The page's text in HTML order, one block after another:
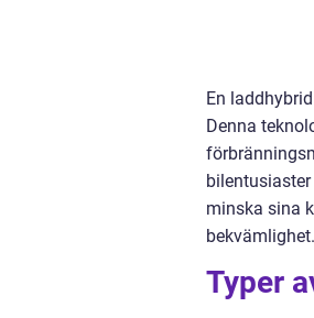
En
Denna
minska sina
bekvämlighet.
Typer